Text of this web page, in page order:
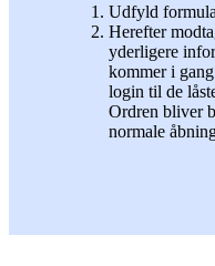
Udfyld
Herefter
yderligere
kommer i
login til de
Ordren bliver
normale